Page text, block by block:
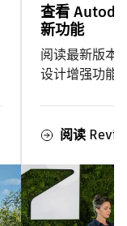
查看
新功能
阅读最新版本
设计增强功能
阅读 Revit